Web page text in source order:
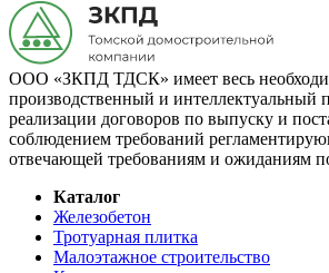
ООО «ЗКПД ТДСК» имеет весь
производственный и интеллектуальный
реализации договоров по выпуску и
соблюдением требований
отвечающей требованиям и ожиданиям
Каталог
Железобетон
Тротуарная плитка
Малоэтажное строительство